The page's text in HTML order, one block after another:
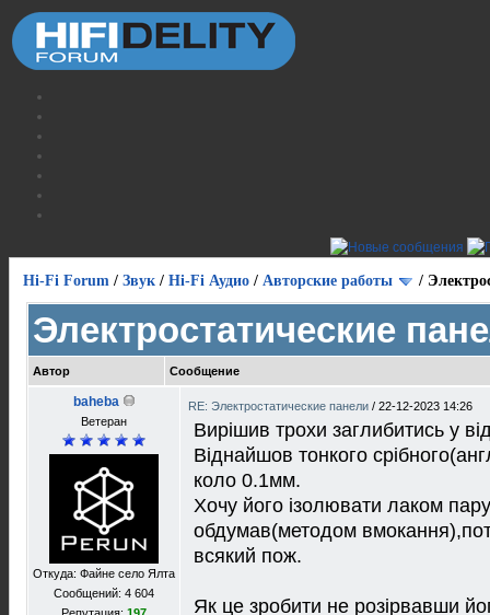
Hi-Fi Forum / Звук / Hi-Fi Аудио / Авторские работы /
Электростатические
Автор Сообщение
baheba
Ветеран
Откуда: Файне село Ялта
Сообщений: 4 604
RE: Электростатические панели / 22-12-2023 14:26
Вирiшив трохи заглибитись у
Вiднайшов тонкого
коло 0.1мм.
Хочу його iзолювати лаком
обдумав(методом
всякий пож.
Як це зробити не розiрвавши